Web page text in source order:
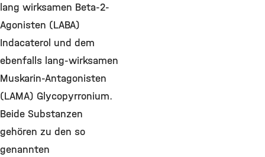
lang wirksamen Beta-2-
Agonisten (LABA)
Indacaterol und dem
ebenfalls lang-wirksamen
Muskarin-Antagonisten
(LAMA) Glycopyrronium.
Beide Substanzen
gehören zu den so
genannten